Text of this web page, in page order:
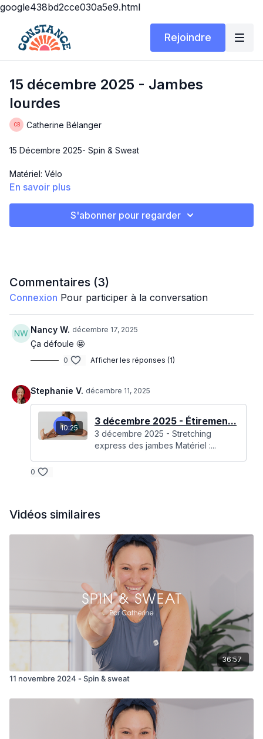
google438bd2cce030a5e9.html
Rejoindre
15 décembre 2025 - Jambes
lourdes
Catherine Bélanger
15 Décembre 2025- Spin & Sweat
Matériel: Vélo
Les jambes lourdes
minutes et plus aussi.
En savoir plus
S'abonner pour regarder
Commentaires (3)
Connexion Pour participer à la conversation
Nancy W. décembre 17, 2025
Ça défoule 🤩
0 Afficher les réponses (1)
Stephanie V. décembre 11, 2025
10:25
3 décembre 2025 - Étiremen...
3 décembre 2025 - Stretching
express des jambes Matériel :...
0
Vidéos similaires
36:57
11 novembre 2024 - Spin & sweat